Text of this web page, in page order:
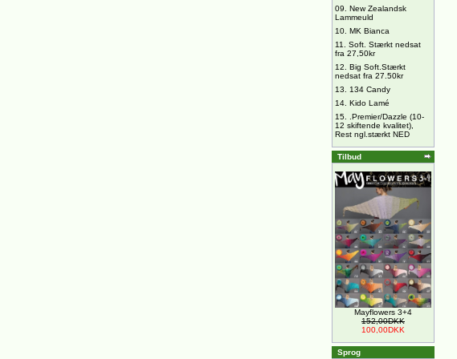
09. New Zealandsk
Lammeuld
10. MK Bianca
11. Soft. Stærkt nedsat
fra 27,50kr
12. Big Soft.Stærkt
nedsat fra 27.50kr
13. 134 Candy
14. Kido Lamé
15.
.Premier/Dazzle (10-
12 skiftende kvalitet),
Rest ngl.stærkt NED
Tilbud
Mayflowers 3+4
152,00DKK
100,00DKK
Sprog